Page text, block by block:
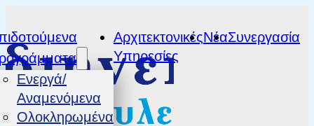
Ενεργά/
Αναμενόμενα
Ολοκληρωμένα
Αρχιτεκτονικές
Υπηρεσίες
ΝέαΣυνεργασία